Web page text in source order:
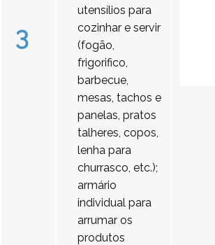
3
utensílios para
cozinhar e servir
(fogão,
frigorifico,
barbecue,
mesas, tachos e
panelas, pratos
talheres, copos,
lenha para
churrasco, etc.);
armário
individual para
arrumar os
produtos